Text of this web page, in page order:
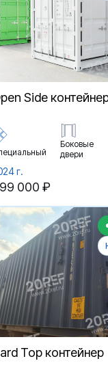
Side
Боковые
двери
г.
000 ₽
Top контейнер